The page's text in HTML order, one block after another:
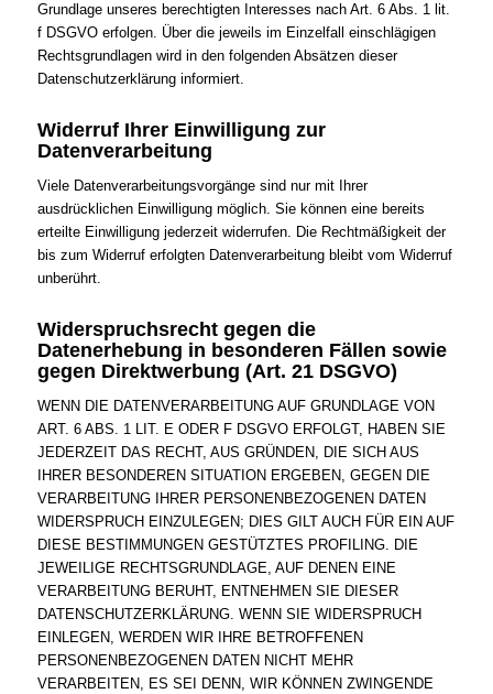
Grundlage unseres berechtigten Interesses nach Art. 6 Abs. 1 lit.
f DSGVO erfolgen. Über die jeweils im Einzelfall einschlägigen
Rechtsgrundlagen wird in den folgenden Absätzen dieser
Datenschutzerklärung informiert.
Widerruf Ihrer Einwilligung zur
Datenverarbeitung
Viele Datenverarbeitungsvorgänge sind nur mit Ihrer
ausdrücklichen Einwilligung möglich. Sie können eine bereits
erteilte Einwilligung jederzeit widerrufen. Die Rechtmäßigkeit der
bis zum Widerruf erfolgten Datenverarbeitung bleibt vom Widerruf
unberührt.
Widerspruchsrecht gegen die
Datenerhebung in besonderen Fällen sowie
gegen Direktwerbung (Art. 21 DSGVO)
WENN DIE DATENVERARBEITUNG AUF GRUNDLAGE VON
ART. 6 ABS. 1 LIT. E ODER F DSGVO ERFOLGT, HABEN SIE
JEDERZEIT DAS RECHT, AUS GRÜNDEN, DIE SICH AUS
IHRER BESONDEREN SITUATION ERGEBEN, GEGEN DIE
VERARBEITUNG IHRER PERSONENBEZOGENEN DATEN
WIDERSPRUCH EINZULEGEN; DIES GILT AUCH FÜR EIN AUF
DIESE BESTIMMUNGEN GESTÜTZTES PROFILING. DIE
JEWEILIGE RECHTSGRUNDLAGE, AUF DENEN EINE
VERARBEITUNG BERUHT, ENTNEHMEN SIE DIESER
DATENSCHUTZERKLÄRUNG. WENN SIE WIDERSPRUCH
EINLEGEN, WERDEN WIR IHRE BETROFFENEN
PERSONENBEZOGENEN DATEN NICHT MEHR
VERARBEITEN, ES SEI DENN, WIR KÖNNEN ZWINGENDE